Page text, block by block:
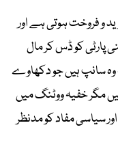
و فروخت ہوتی ہے اور
پارٹی کو ڈس کر مال
وہ سانپ ہیں جو دکھاوے
مگر خفیہ ووٹنگ میں
سیاسی مفاد کو مدنظر